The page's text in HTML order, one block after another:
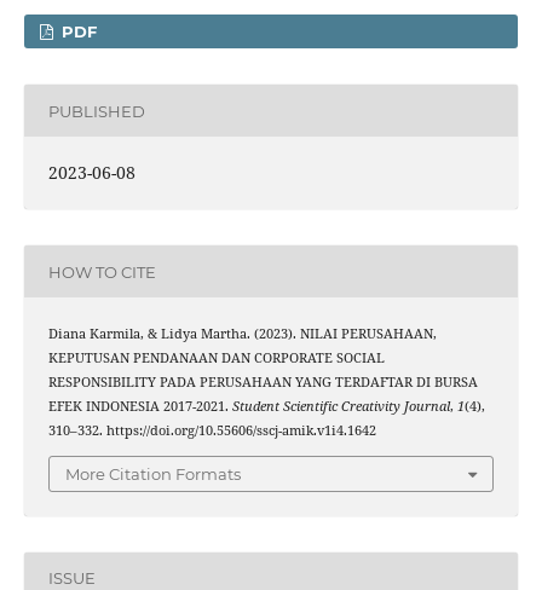
PDF
PUBLISHED
2023-06-08
HOW TO CITE
Diana Karmila, & Lidya Martha. (2023). NILAI PERUSAHAAN,
KEPUTUSAN PENDANAAN DAN CORPORATE SOCIAL
RESPONSIBILITY PADA PERUSAHAAN YANG TERDAFTAR DI BURSA
EFEK INDONESIA 2017-2021. Student Scientific Creativity Journal, 1(4),
310–332. https://doi.org/10.55606/sscj-amik.v1i4.1642
More Citation Formats
ISSUE